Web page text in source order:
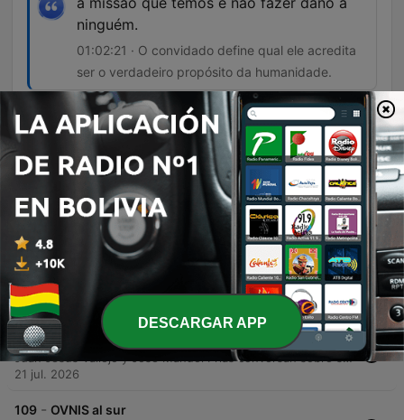
ninguém.
01:02:21 · O convidado define qual ele acredita
ser o verdadeiro propósito da humanidade.
Episodios
Experiencias imposibles en el conflicto armado
Neste episódio, Juan Jesus Vallejo entrevista o ex-militar Eduardo Sandoval sobre as profundas marcas psicológicas do conflito colombiano. O relato aborda a tensão constante da guerra, a responsabilidade de comandar e como o narcotráfico transformou grupos ideológicos em organizações movidas pela ganância. A conversa transita para o campo do inexplicável, explorando experiências paranormais vivenciadas em bases militares, encontros com espectros de soldados e relatos de brujaria. O episódio encerra com uma história misteriosa sobre um policial que, mesmo após a morte, busca entregar uma mensagem pendente.
111 - Historia de los viajes espaciales
Neste episódio, Juan Jesús Vallejo e o Dr. Germán Puerta exploram a trajetória da exploração espacial, desde as origens tecnológicas com a pólvora e os motores de combustível líquido até o lançamento do livro 'História de cohetes e viagens espaciais'. A conversa percorre o visionarismo literário de Júlio Verne e as complexas implicações éticas de figuras como Wernher von Braun durante a Guerra Fria. A discussão avança para a nova era espacial, contrastando a ascensão tecnológica da China com o modelo comercial da SpaceX de Elon Musk. O debate reflete sobre a importância da busca pelo conhecimento e os novos interesses econômicos, como a mineração de recursos lunares, como motores para a continuidade da exploração humana.
28 jul. 2026
110 - Lima, entre catacumbas y leyendas
21 jul. 2026
109 - OVNIS al sur
DESCARGAR APP